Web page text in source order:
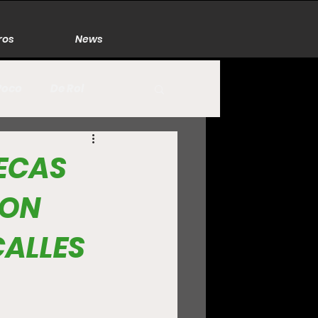
News
Naturaleza
Zacatecas